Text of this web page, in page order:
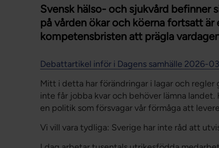
Svensk hälso- och sjukvård befinner
på vården ökar och köerna fortsatt
kompetensbristen att prägla
Debattartikel inför i Dagens samhälle 2026-
Mitt i detta har förändringar i lagar och
inte får jobba kvar och behöver lämna
en politik som försvagar vår förmåga att
Vi vill vara tydliga: Sverige har inte råd att